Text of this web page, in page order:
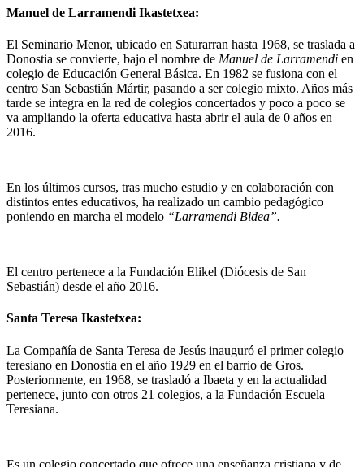
Manuel de Larramendi Ikastetxea:
El Seminario Menor, ubicado en Saturarran hasta 1968, se traslada a
Donostia se convierte, bajo el nombre de Manuel de Larramendi en
colegio de Educación General Básica. En 1982 se fusiona con el
centro San Sebastián Mártir, pasando a ser colegio mixto. Años más
tarde se integra en la red de colegios concertados y poco a poco se
va ampliando la oferta educativa hasta abrir el aula de 0 años en
2016.
En los últimos cursos, tras mucho estudio y en colaboración con
distintos entes educativos, ha realizado un cambio pedagógico
poniendo en marcha el modelo “Larramendi Bidea”.
El centro pertenece a la Fundación Elikel (Diócesis de San
Sebastián) desde el año 2016.
Santa Teresa Ikastetxea:
La Compañía de Santa Teresa de Jesús inauguró el primer colegio
teresiano en Donostia en el año 1929 en el barrio de Gros.
Posteriormente, en 1968, se trasladó a Ibaeta y en la actualidad
pertenece, junto con otros 21 colegios, a la Fundación Escuela
Teresiana.
Es un colegio concertado que ofrece una enseñanza cristiana y de